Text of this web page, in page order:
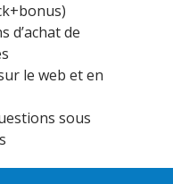
d’achat de
le web et en
sous